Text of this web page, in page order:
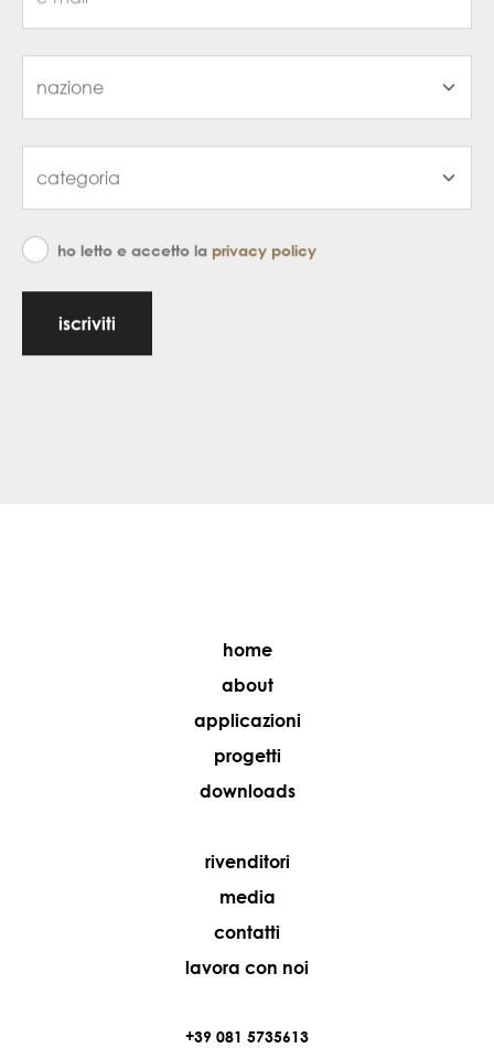
ho letto e accetto la privacy policy
iscriviti
home
about
applicazioni
progetti
downloads
rivenditori
media
contatti
lavora con noi
+39 081 5735613